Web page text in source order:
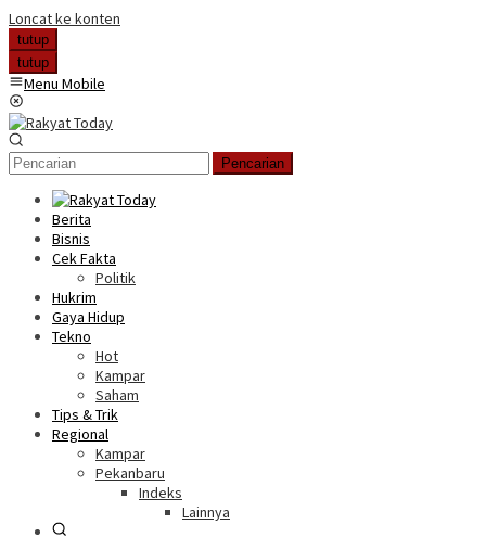
Loncat ke konten
tutup
tutup
Menu Mobile
Pencarian
Berita
Bisnis
Cek Fakta
Politik
Hukrim
Gaya Hidup
Tekno
Hot
Kampar
Saham
Tips & Trik
Regional
Kampar
Pekanbaru
Indeks
Lainnya